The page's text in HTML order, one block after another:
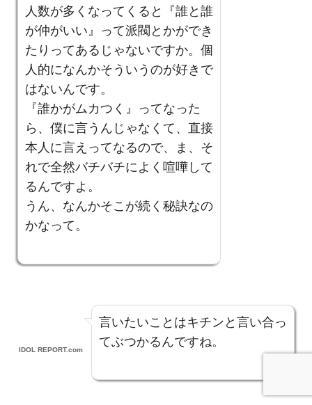
人数が多くなってくると『誰と誰
が仲がいい』って派閥とかができ
たりってあるじゃないですか。個
人的になんかそういうのが好きで
はないんです。
『誰かがムカつく』ってなった
ら、僕に言うんじゃなくて、直接
本人に言えってなるので、ま、そ
れで全然バチバチによく喧嘩して
るんですよ。
うん、なんかそこが続く秘訣なの
かなって。
IDOL REPORT.com
言いたいことはキチンと言い合っ
てぶつかるんですね。